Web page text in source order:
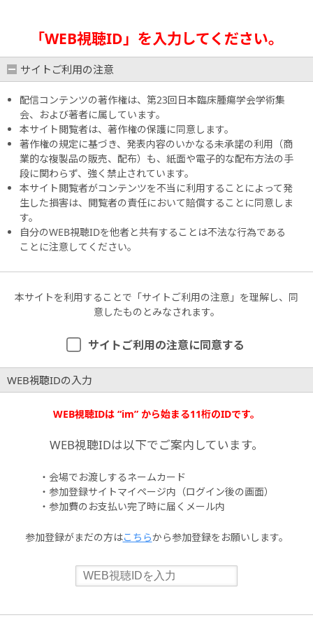
「WEB視聴ID」を入力してください。
サイトご利用の注意
配信コンテンツの著作権は、第23回日本臨床腫瘍学会学術集
会、および著者に属しています。
本サイト閲覧者は、著作権の保護に同意します。
著作権の規定に基づき、発表内容のいかなる未承諾の利用（商
業的な複製品の販売、配布）も、紙面や電子的な配布方法の手
段に関わらず、強く禁止されています。
本サイト閲覧者がコンテンツを不当に利用することによって発
生した損害は、閲覧者の責任において賠償することに同意しま
す。
自分のWEB視聴IDを他者と共有することは不法な行為である
ことに注意してください。
本サイトを利用することで「サイトご利用の注意」を理解し、同
意したものとみなされます。
サイトご利用の注意に同意する
WEB視聴IDの入力
WEB視聴IDは “im” から始まる11桁のIDです。
WEB視聴IDは以下でご案内しています。
・会場でお渡しするネームカード
・参加登録サイトマイページ内（ログイン後の画面）
・参加費のお支払い完了時に届くメール内
参加登録がまだの方はこちらから参加登録をお願いします。